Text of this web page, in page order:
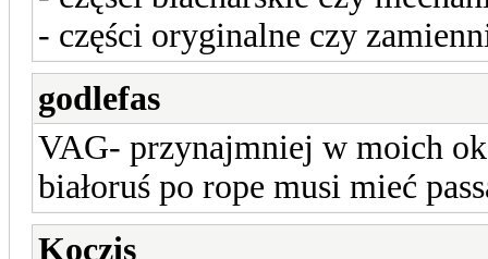
- części oryginalne czy
godlefas
VAG- przynajmniej w moich
białoruś po rope musi mieć
Koczis